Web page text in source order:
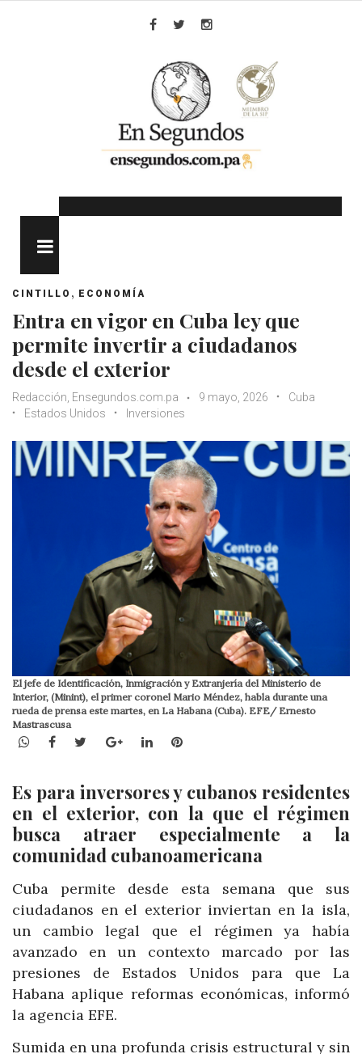
CINTILLO , ECONOMÍA
Entra en vigor en Cuba ley que
permite invertir a ciudadanos
desde el exterior
Redacción, Ensegundos.com.pa 9 mayo, 2026
Cuba
Estados Unidos
Inversiones
El jefe de Identificación, Inmigración y Extranjería del Ministerio de
Interior, (Minint), el primer coronel Mario Méndez, habla durante una
rueda de prensa este martes, en La Habana (Cuba). EFE/ Ernesto
Mastrascusa
WhatsApp
Facebook
TwitterGoogle+LinkedInPinterest
Es para inversores y cubanos residentes
en el exterior, con la que el régimen
busca atraer especialmente a la
comunidad cubanoamericana
Cuba permite desde esta semana que sus
ciudadanos en el exterior inviertan en la isla,
un cambio legal que el régimen ya había
avanzado en un contexto marcado por las
presiones de Estados Unidos para que La
Habana aplique reformas económicas, informó
la agencia EFE.
Sumida en una profunda crisis estructural y sin